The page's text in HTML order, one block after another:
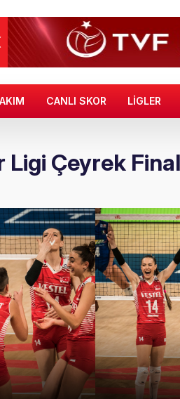
CANLI SKOR LİGLER
Ligi Çeyrek